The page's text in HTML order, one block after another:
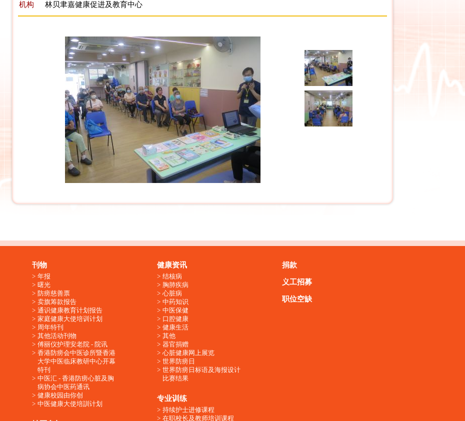
机构
林贝聿嘉健康促进及教育中心
刊物
年报
曙光
防痨慈善票
卖旗筹款报告
通识健康教育计划报告
家庭健康大使培训计划
周年特刊
其他活动刊物
傅丽仪护理安老院 - 院讯
香港防痨会中医诊所暨香港
大学中医临床教研中心开幕
特刊
中医汇 - 香港防痨心脏及胸
病协会中医药通讯
健康校园由你创
中医健康大使培訓计划
健康资讯
结核病
胸肺疾病
心脏病
中药知识
中医保健
口腔健康
健康生活
其他
器官捐赠
心脏健康网上展览
世界防痨日
世界防痨日标语及海报设计
比赛结果
专业训练
持续护士进修课程
在职校长及教师培训课程
捐款
义工招募
职位空缺